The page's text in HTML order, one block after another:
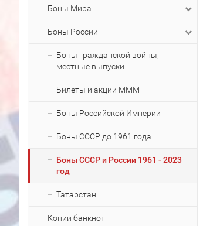
Боны Мира
Боны России
Боны гражданской войны,
местные выпуски
Билеты и акции МММ
Боны Российской Империи
Боны СССР до 1961 года
Боны СССР и России 1961 - 2023
год
Татарстан
Копии банкнот